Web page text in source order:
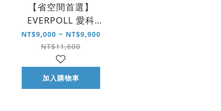
【省空間首選】
EVERPOLL 愛科
HQF-4000 4 合 1
多功能抑垢淨水系
統
NT$9,000 ~ NT$9,900
NT$11,600
加入購物車